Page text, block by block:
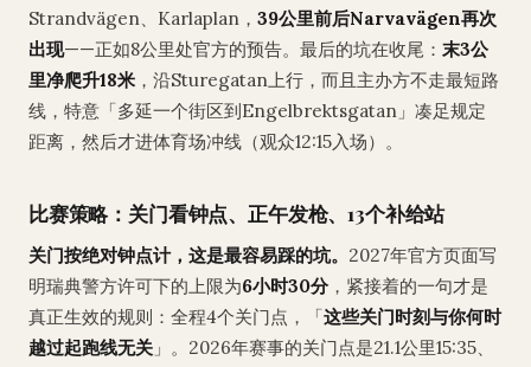
Strandvägen、Karlaplan， 39公里前后Narvavägen再次
出现——正如8公里处官方的预告。最后的坑在收尾： 末3公
里净爬升18米 ，沿Sturegatan上行，而且主办方不走最短路
线，特意「多延一个街区到Engelbrektsgatan」凑足规定
距离，然后才进体育场冲线（观众12:15入场）。
比赛策略：关门看钟点、正午发枪、13个补给站
关门按绝对钟点计，这是最容易踩的坑。 2027年官方页面写
明瑞典警方许可下的上限为6小时30分，紧接着的一句才是
真正生效的规则：全程4个关门点，「这些关门时刻与你何时
越过起跑线无关 」。2026年赛事的关门点是21.1公里15:35、